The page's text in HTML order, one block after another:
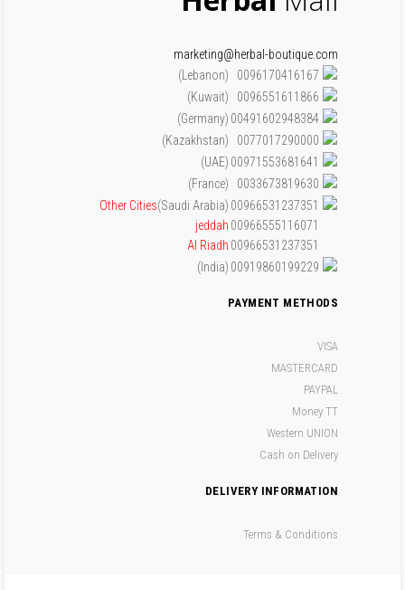
marketing@herbal-boutique.com
0096170416167
(Lebanon)
0096551611866
(Kuwait)
00491602948384
(Germany)
0077017290000
(Kazakhstan)
00971553681641
(UAE)
0033673819630
(France)
00966531237351
00966555116071
00966531237351
Other Cities(Saudi Arabia)
jeddah
Al Riadh
00919860199229
(India)
PAYMENT METHODS
VISA
MASTERCARD
PAYPAL
Money TT
Western UNION
Cash on Delivery
DELIVERY INFORMATION
Terms & Conditions